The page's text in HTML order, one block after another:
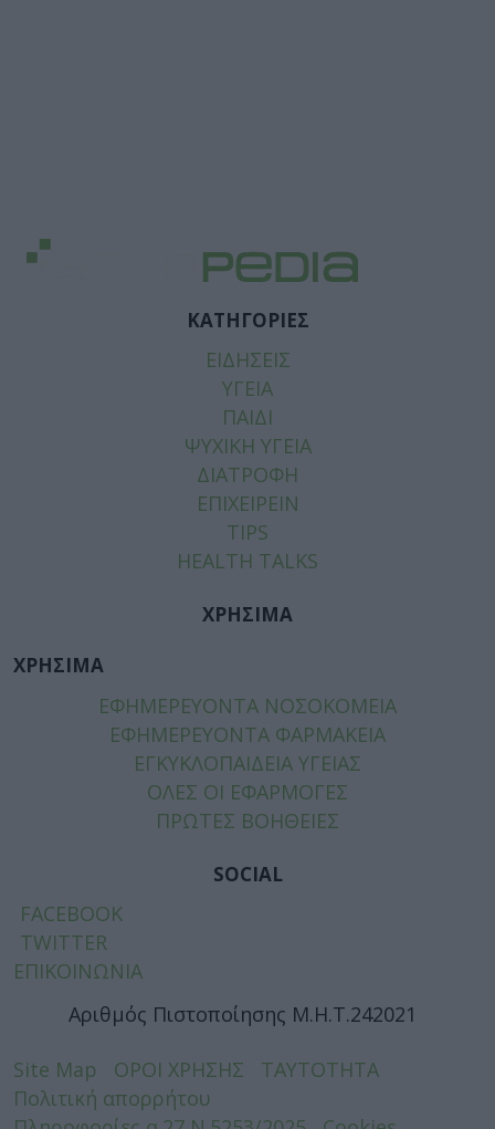
ΚΑΤΗΓΟΡΙΕΣ
ΕΙΔΗΣΕΙΣ
ΥΓΕΙΑ
ΠΑΙΔΙ
ΨΥΧΙΚΗ ΥΓΕΙΑ
ΔΙΑΤΡΟΦΗ
ΕΠΙΧΕΙΡΕΙΝ
TIPS
HEALTH TALKS
ΧΡΗΣΙΜΑ
ΧΡΗΣΙΜΑ
ΕΦΗΜΕΡΕΥΟΝΤΑ ΝΟΣΟΚΟΜΕΙΑ
ΕΦΗΜΕΡΕΥΟΝΤΑ ΦΑΡΜΑΚΕΙΑ
ΕΓΚΥΚΛΟΠΑΙΔΕΙΑ ΥΓΕΙΑΣ
ΟΛΕΣ ΟΙ ΕΦΑΡΜΟΓΕΣ
ΠΡΩΤΕΣ ΒΟΗΘΕΙΕΣ
SOCIAL
FACEBOOK
TWITTER
ΕΠΙΚΟΙΝΩΝΙΑ
Αριθμός Πιστοποίησης Μ.Η.Τ.242021
Site Map ΟΡΟΙ ΧΡΗΣΗΣ
ΤΑΥΤΟΤΗΤΑ
Πολιτική απορρήτου